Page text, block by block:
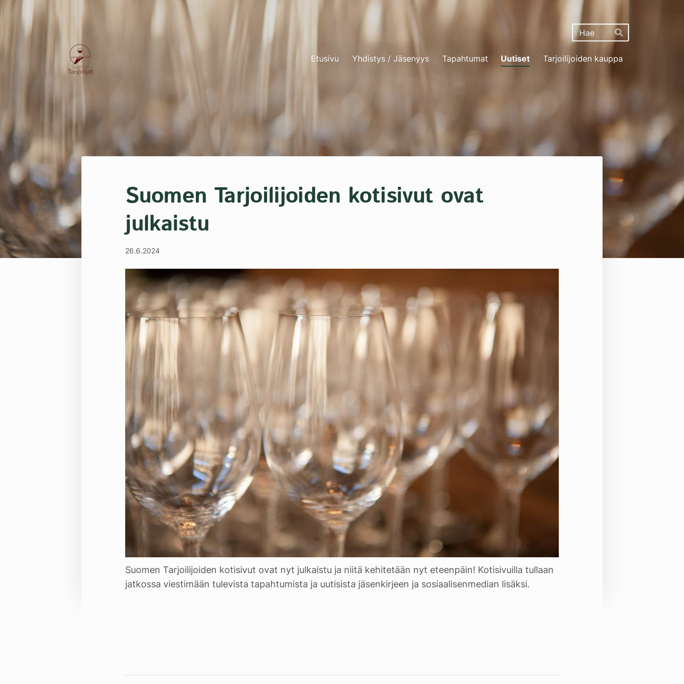
Siirry
sivun
Hae
Suomen Tarjoilijat-kilta ry
Etusivu Yhdistys / Jäsenyys Tapahtumat Uutiset Tarjoilijoiden kauppa
Suomen Tarjoilijoiden kotisivut ovat
julkaistu
26.6.2024
Suomen Tarjoilijoiden kotisivut ovat nyt julkaistu ja niitä kehitetään nyt eteenpäin! Kotisivuilla tullaan
jatkossa viestimään tulevista tapahtumista ja uutisista jäsenkirjeen ja sosiaalisenmedian lisäksi.